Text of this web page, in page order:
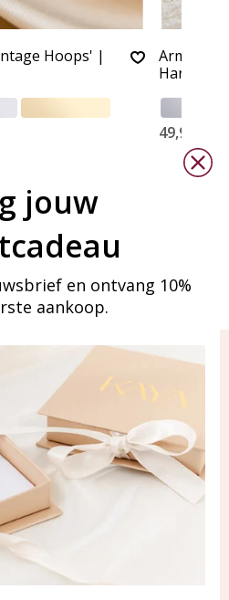
Hoops' |
Armband
Hartje
49,90
jouw
en ontvang 10%
aankoop.